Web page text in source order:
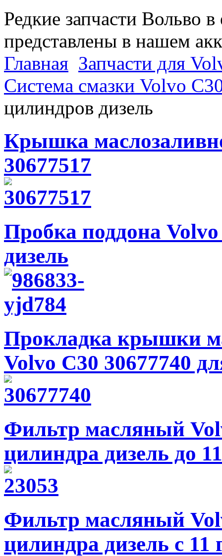
Редкие запчасти Вольво
представлены в нашем
Главная Запчасти для
Система смазки Volvo
цилиндров дизель
Крышка
30677517
Пробка поддона
дизель
Прокладка крышки
Volvo C30 30677740
Фильтр масляный
цилиндра дизель до
Фильтр масляный
цилиндра дизель с 11